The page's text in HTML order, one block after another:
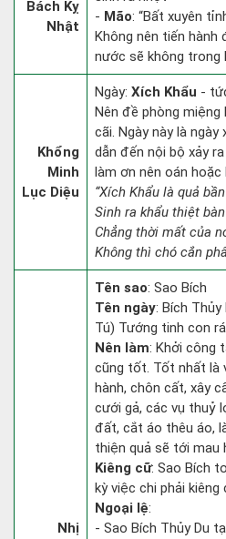
Bách Kỵ
Nhật
- Mão: “Bất xuyên
Không nên tiến hành
nước sẽ không trong
Khổng
Minh
Lục Diệu
Ngày: Xích Khẩu -
Nên đề phòng miệng
cãi. Ngày này là
dẫn đến nội bộ xảy
làm ơn nên oán hoặc
“Xích Khẩu là quả
Sinh ra khẩu thiệt
Chẳng thời mất của
Không thì chó cắn
Nhị
Tên sao: Sao Bích
Tên ngày: Bích
Tú) Tướng tinh con
Nên làm: Khởi công
cũng tốt. Tốt nhất là
hành, chôn cất, xây
cưới gả, các vụ thuỷ
đất, cắt áo thêu áo,
thiện quả sẽ tới mau
Kiêng cữ: Sao Bích
kỳ việc chi phải kiêng
Ngoại lệ:
- Sao Bích Thủy Du